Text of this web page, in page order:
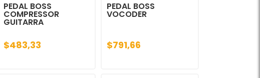
PEDAL BOSS
COMPRESSOR
GUITARRA
$483,33
PEDAL BOSS
VOCODER
$791,66